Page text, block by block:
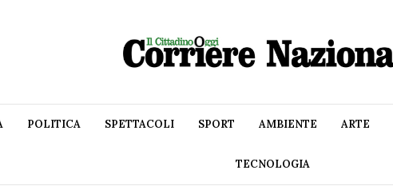
POLITICA SPETTACOLI SPORT AMBIENTE ARTE
TECNOLOGIA